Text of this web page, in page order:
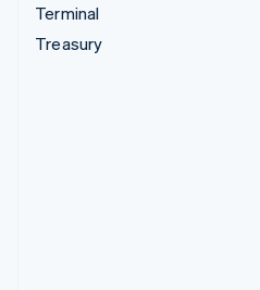
Terminal
Treasury